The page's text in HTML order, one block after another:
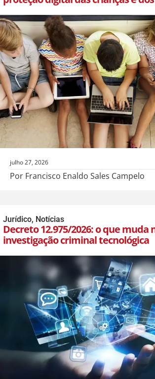
julho 27, 2026
Por Francisco Enaldo Sales Campelo
Jurídico, Notícias
Decreto 12.975/2026: o que muda
investigação criminal tecnológica